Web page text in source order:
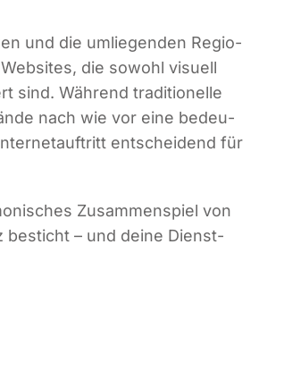
und die umlie­gen­den Regio­
die sowohl visu­ell
sind. Wäh­rend tra­di­tio­nel­le
nach wie vor eine bedeu­
ent­schei­dend für
Zusam­men­spiel von
besticht – und dei­ne Dienst­